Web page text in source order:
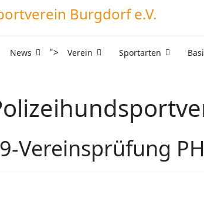
News "> Verein Sportarten
Vereinsprüfung